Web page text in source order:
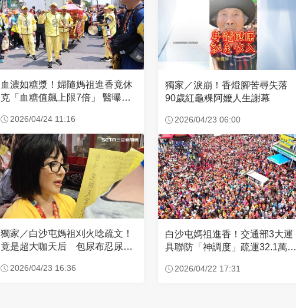
血濃如糖漿！婦隨媽祖進香竟休
克「血糖值飆上限7倍」 醫曝原
2026/04/24 11:16
獨家／白沙屯媽祖刈火唸疏文！
竟是超大咖天后 包尿布忍尿5
2026/04/23 16:36
獨家／淚崩！香燈腳苦尋失落
90歲紅龜粿阿嬤人生謝幕
2026/04/23 06:00
白沙屯媽祖進香！交通部3大運
具聯防「神調度」疏運32.1萬創
2026/04/22 17:31